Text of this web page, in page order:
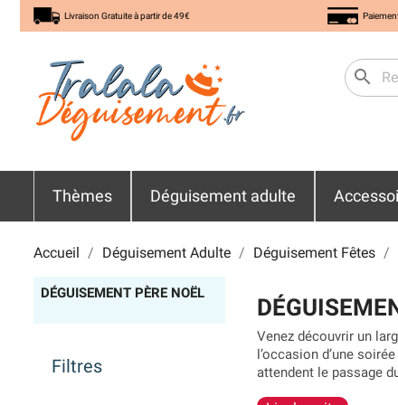
Livraison Gratuite à partir de 49€
search
Thèmes Déguisement adulte
Accueil Déguisement Adulte Déguisement Fêtes
DÉGUISEMENT PÈRE NOËL
Filtres
Venez découvrir un
l’occasion d’une
attendent le passage